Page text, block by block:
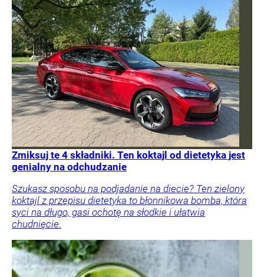
Zmiksuj te 4 składniki. Ten koktajl od dietetyka jest
genialny na odchudzanie
Szukasz sposobu na podjadanie na diecie? Ten zielony
koktajl z przepisu dietetyka to błonnikowa bomba, która
syci na długo, gasi ochotę na słodkie i ułatwia
chudnięcie.